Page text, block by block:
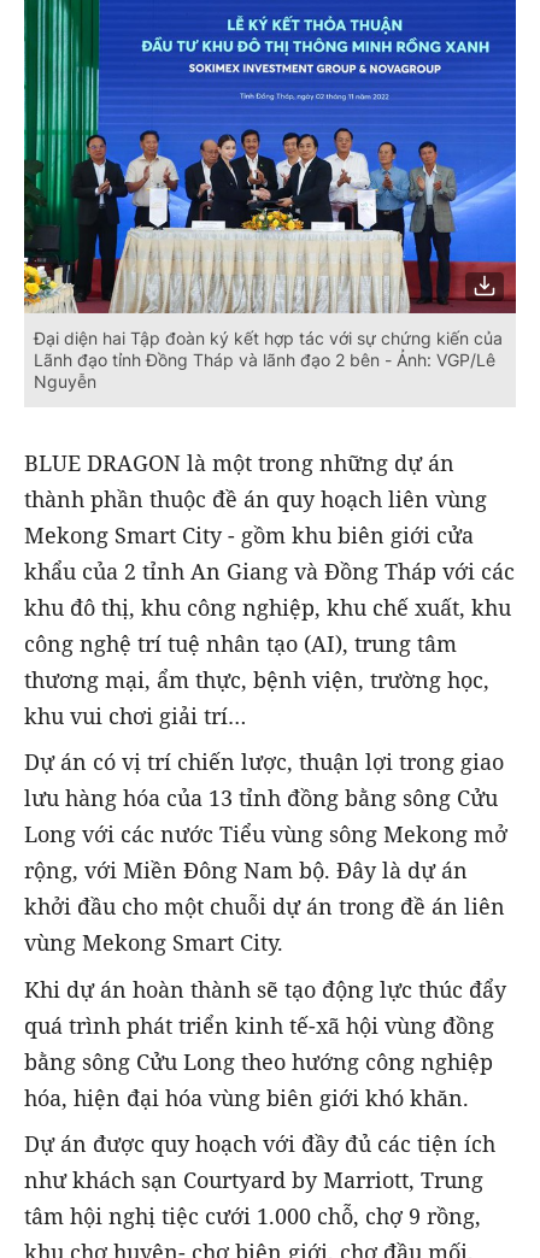
Đại diện hai Tập đoàn ký kết hợp tác với sự chứng kiến của
Lãnh đạo tỉnh Đồng Tháp và lãnh đạo 2 bên - Ảnh: VGP/Lê
Nguyễn
BLUE DRAGON là một trong những dự án
thành phần thuộc đề án quy hoạch liên vùng
Mekong Smart City - gồm khu biên giới cửa
khẩu của 2 tỉnh An Giang và Đồng Tháp với các
khu đô thị, khu công nghiệp, khu chế xuất, khu
công nghệ trí tuệ nhân tạo (AI), trung tâm
thương mại, ẩm thực, bệnh viện, trường học,
khu vui chơi giải trí…
Dự án có vị trí chiến lược, thuận lợi trong giao
lưu hàng hóa của 13 tỉnh đồng bằng sông Cửu
Long với các nước Tiểu vùng sông Mekong mở
rộng, với Miền Đông Nam bộ. Đây là dự án
khởi đầu cho một chuỗi dự án trong đề án liên
vùng Mekong Smart City.
Khi dự án hoàn thành sẽ tạo động lực thúc đẩy
quá trình phát triển kinh tế-xã hội vùng đồng
bằng sông Cửu Long theo hướng công nghiệp
hóa, hiện đại hóa vùng biên giới khó khăn.
Dự án được quy hoạch với đầy đủ các tiện ích
như khách sạn Courtyard by Marriott, Trung
tâm hội nghị tiệc cưới 1.000 chỗ, chợ 9 rồng,
khu chợ huyện- chợ biên giới, chợ đầu mối,